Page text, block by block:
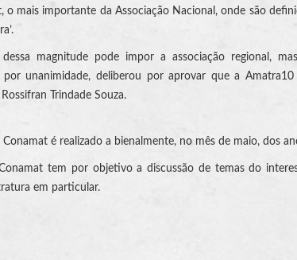
mais importante da Associação Nacional, onde são
magnitude pode impor a associação regional,
unanimidade, deliberou por aprovar que a
Trindade Souza.
é realizado a bienalmente, no mês de maio, dos
tem por objetivo a discussão de temas do
em particular.